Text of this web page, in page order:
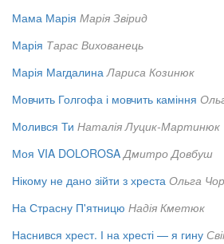
Мама Марія Марія Звірид
Марія Тарас Вихованець
Марія Магдалина Лариса Козинюк
Мовчить Голгофа і мовчить каміння
Молився Ти Наталія Луцик-Мартинюк
Моя VIA DOLOROSA Дмитро Довбуш
Нікому не дано зійти з хреста Ольга
На Страсну П'ятницю Надія Кметюк
Наснився хрест. І на хресті — я гину